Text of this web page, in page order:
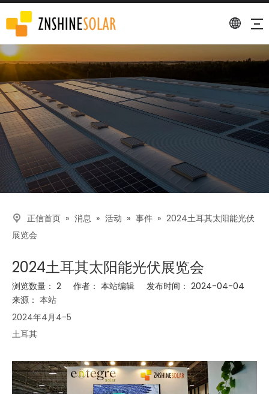
描述
正信首页 » 消息 » 活动 » 事件 » 2024土耳其太阳能光伏
展览会
2024土耳其太阳能光伏展览会
浏览数量： 2 作者： 本站编辑 发布时间： 2024-04-04
来源：
本站
2024年4月4-5
土耳其